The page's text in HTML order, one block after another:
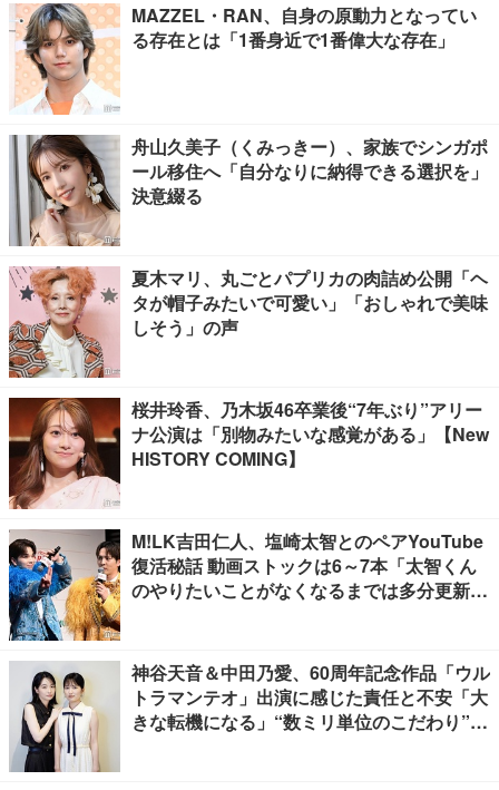
MAZZEL・RAN、自身の原動力となってい
る存在とは「1番身近で1番偉大な存在」
舟山久美子（くみっきー）、家族でシンガポ
ール移住へ「自分なりに納得できる選択を」
決意綴る
夏木マリ、丸ごとパプリカの肉詰め公開「ヘ
タが帽子みたいで可愛い」「おしゃれで美味
しそう」の声
桜井玲香、乃木坂46卒業後“7年ぶり”アリー
ナ公演は「別物みたいな感覚がある」【New
HISTORY COMING】
M!LK吉田仁人、塩崎太智とのペアYouTube
復活秘話 動画ストックは6～7本「太智くん
のやりたいことがなくなるまでは多分更新が
神谷天音＆中田乃愛、60周年記念作品「ウル
トラマンテオ」出演に感じた責任と不安「大
きな転機になる」“数ミリ単位のこだわり”特